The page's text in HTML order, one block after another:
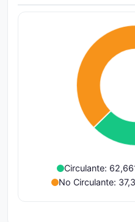
Circulante:
No Circulante: